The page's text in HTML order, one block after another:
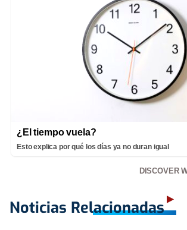
¿El tiempo vuela?
Esto explica por qué los días ya no duran igual
DISCOVER
Noticias Relacionadas